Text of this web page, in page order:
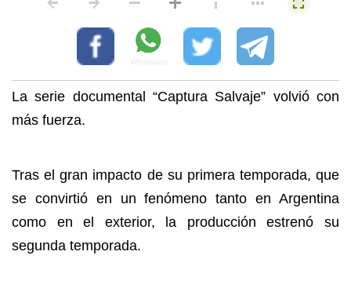
La serie documental “Captura Salvaje” volvió con
más fuerza.
Tras el gran impacto de su primera temporada, que
se convirtió en un fenómeno tanto en Argentina
como en el exterior, la producción estrenó su
segunda temporada.